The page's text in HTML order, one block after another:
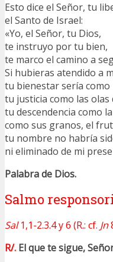
Esto dice el Señor, tu
el Santo de Israel:
«Yo, el Señor, tu Dios,
te instruyo por tu bien,
te marco el camino a
Si hubieras atendido a
tu bienestar sería como
tu justicia como las olas
tu descendencia como
como sus granos, el
tu nombre no habría
ni eliminado de mi
Palabra de Dios.
Salmo
Sal1,1-2.3.4 y 6 (R.: cf. Jn
R/. El que te sigue,